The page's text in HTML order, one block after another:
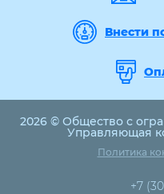
Внести
2026 © Общество с
Управляющая
Политика
+7